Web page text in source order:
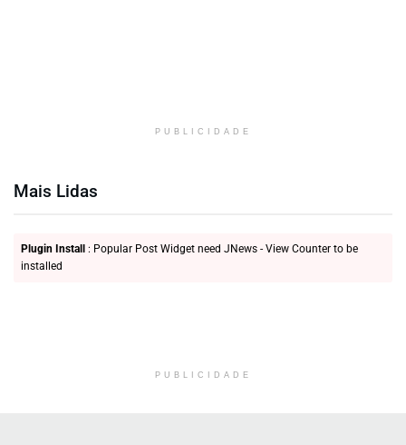
PUBLICIDADE
Mais Lidas
Plugin Install
: Popular Post Widget need JNews - View Counter to be
installed
PUBLICIDADE